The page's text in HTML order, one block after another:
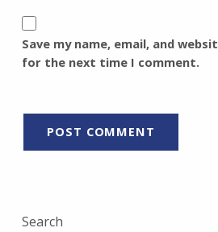
Save my name, email, and
for the next time I comment.
Search